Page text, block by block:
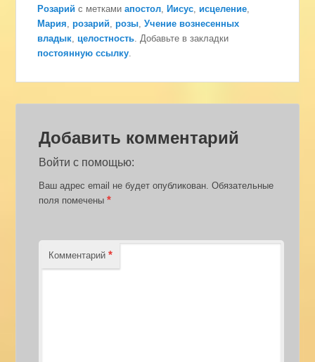
Розарий с меткамиапостол Иисус исцеление
Мария ,розарий ,розы ,Учение вознесенных
владык целостность . Добавьте в закладки
постоянную ссылку
Добавить комментарий
Войти с помощью:
Ваш адрес email не будет опубликован. Обязательные
поля помечены*
Комментарий*